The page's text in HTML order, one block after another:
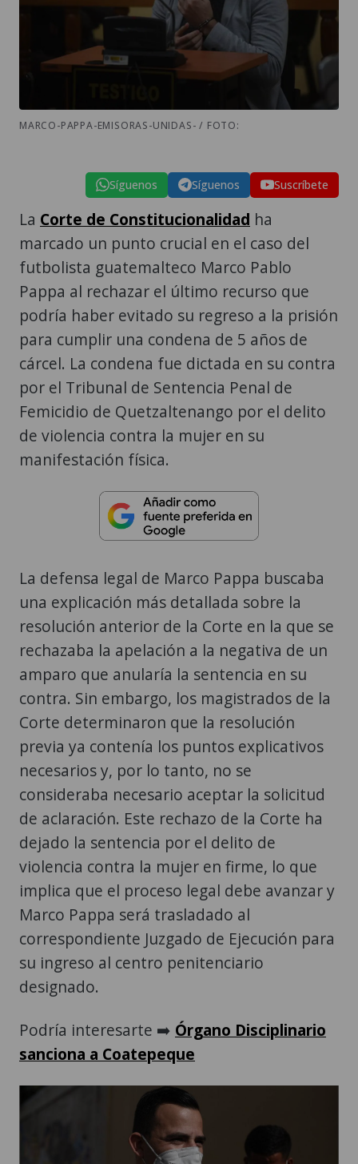
MARCO-PAPPA-EMISORAS-UNIDAS- / FOTO:
Síguenos Síguenos Suscríbete
La Corte de Constitucionalidad ha
marcado un punto crucial en el caso del
futbolista guatemalteco Marco Pablo
Pappa al rechazar el último recurso que
podría haber evitado su regreso a la prisión
para cumplir una condena de 5 años de
cárcel. La condena fue dictada en su contra
por el Tribunal de Sentencia Penal de
Femicidio de Quetzaltenango por el delito
de violencia contra la mujer en su
manifestación física.
La defensa legal de Marco Pappa buscaba
una explicación más detallada sobre la
resolución anterior de la Corte en la que se
rechazaba la apelación a la negativa de un
amparo que anularía la sentencia en su
contra. Sin embargo, los magistrados de la
Corte determinaron que la resolución
previa ya contenía los puntos explicativos
necesarios y, por lo tanto, no se
consideraba necesario aceptar la solicitud
de aclaración. Este rechazo de la Corte ha
dejado la sentencia por el delito de
violencia contra la mujer en firme, lo que
implica que el proceso legal debe avanzar y
Marco Pappa será trasladado al
correspondiente Juzgado de Ejecución para
su ingreso al centro penitenciario
designado.
Podría interesarte ➡️ Órgano Disciplinario
sanciona a Coatepeque